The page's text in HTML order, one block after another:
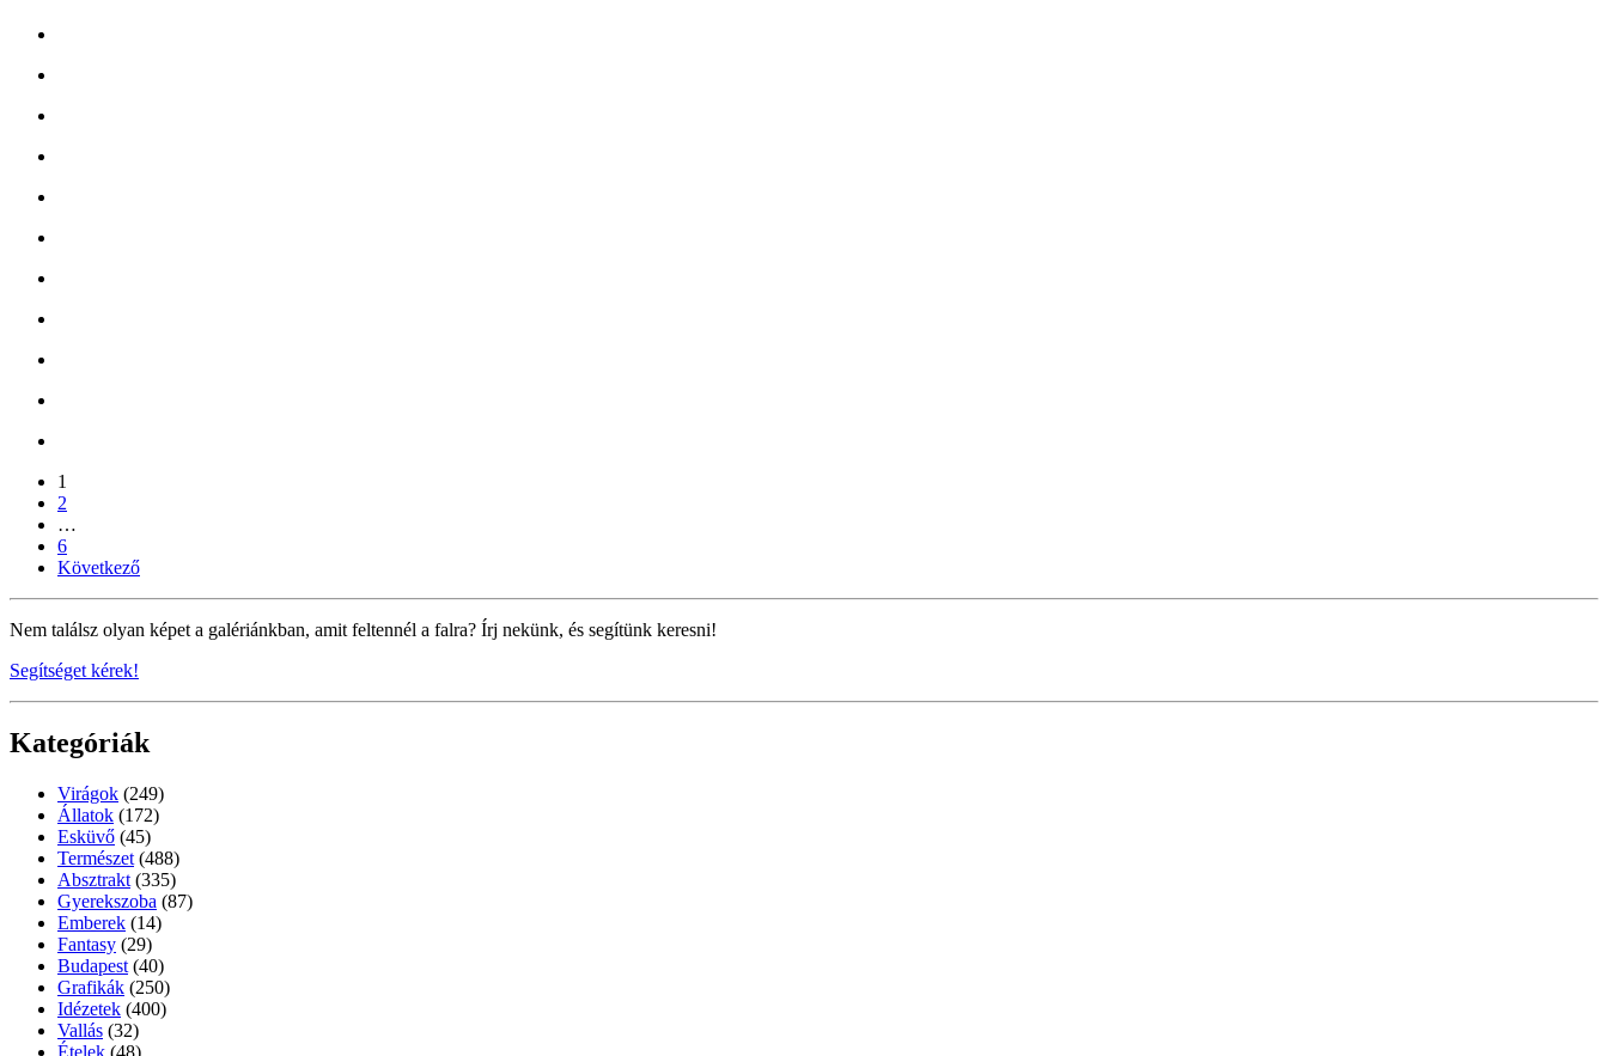
1
2
…
6
Következő
Nem találsz olyan képet a galériánkban, amit feltennél a falra? Írj nekünk, és segítünk keresni!
Segítséget kérek!
Kategóriák
Virágok (249)
Állatok (172)
Esküvő (45)
Természet (488)
Absztrakt (335)
Gyerekszoba (87)
Emberek (14)
Fantasy (29)
Budapest (40)
Grafikák (250)
Idézetek (400)
Vallás (32)
Ételek (48)